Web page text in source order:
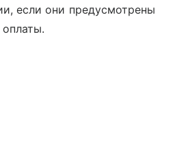
если они предусмотрены